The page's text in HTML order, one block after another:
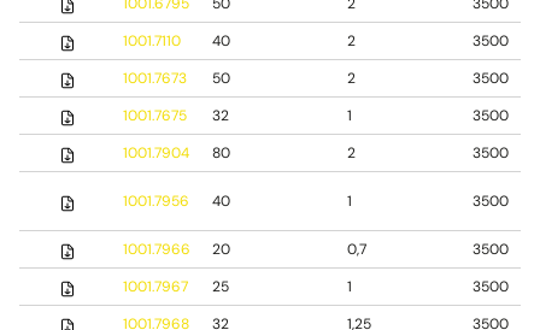
1001.6795 50 2
3500
1001.7110
40 2
3500
1001.7673
50 2
3500
1001.7675
32 1
3500
1001.7904
80 2 3500
1001.7956 40 1 3500
1001.7966 20 0,7
3500
1001.7967
25 1
3500
1001.7968
32 1,25
3500